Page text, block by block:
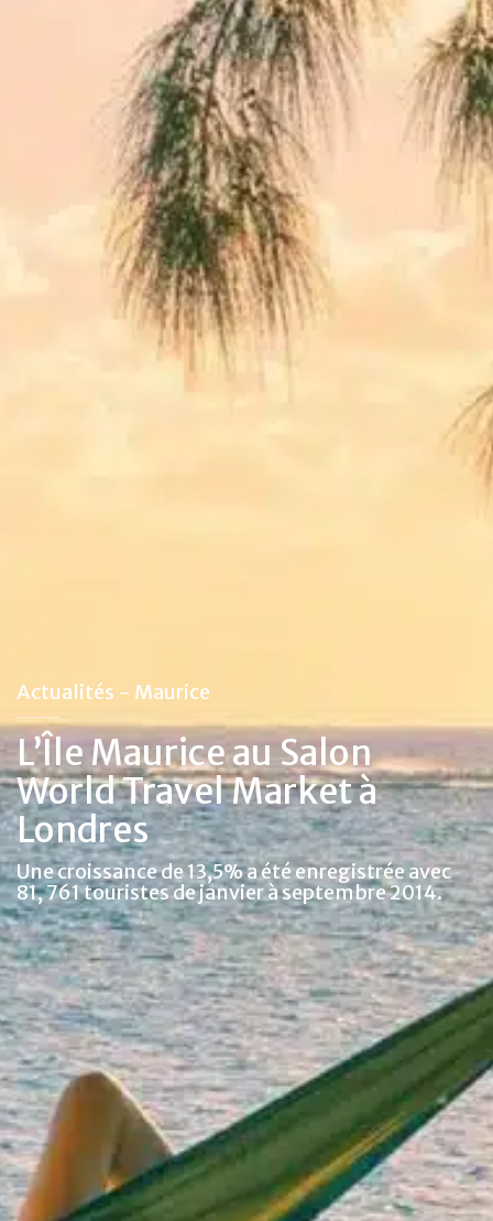
Actualités - Maurice
L’Île Maurice au Salon
World Travel Market à
Londres
Une croissance de 13,5% a été enregistrée avec
81, 761 touristes de janvier à septembre 2014.